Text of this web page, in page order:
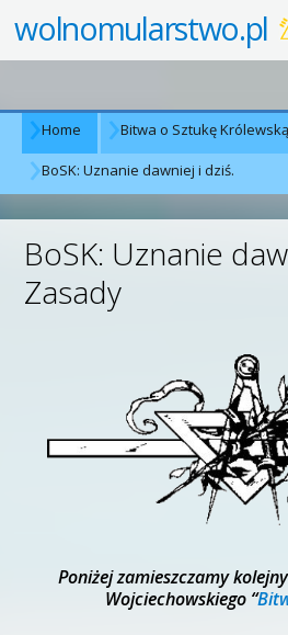
Home Bitwa o Sztukę
BoSK: Uznanie dawniej i dziś.
BoSK: Uznanie
Zasady
Poniżej zamieszczamy
Wojciechowskiego “